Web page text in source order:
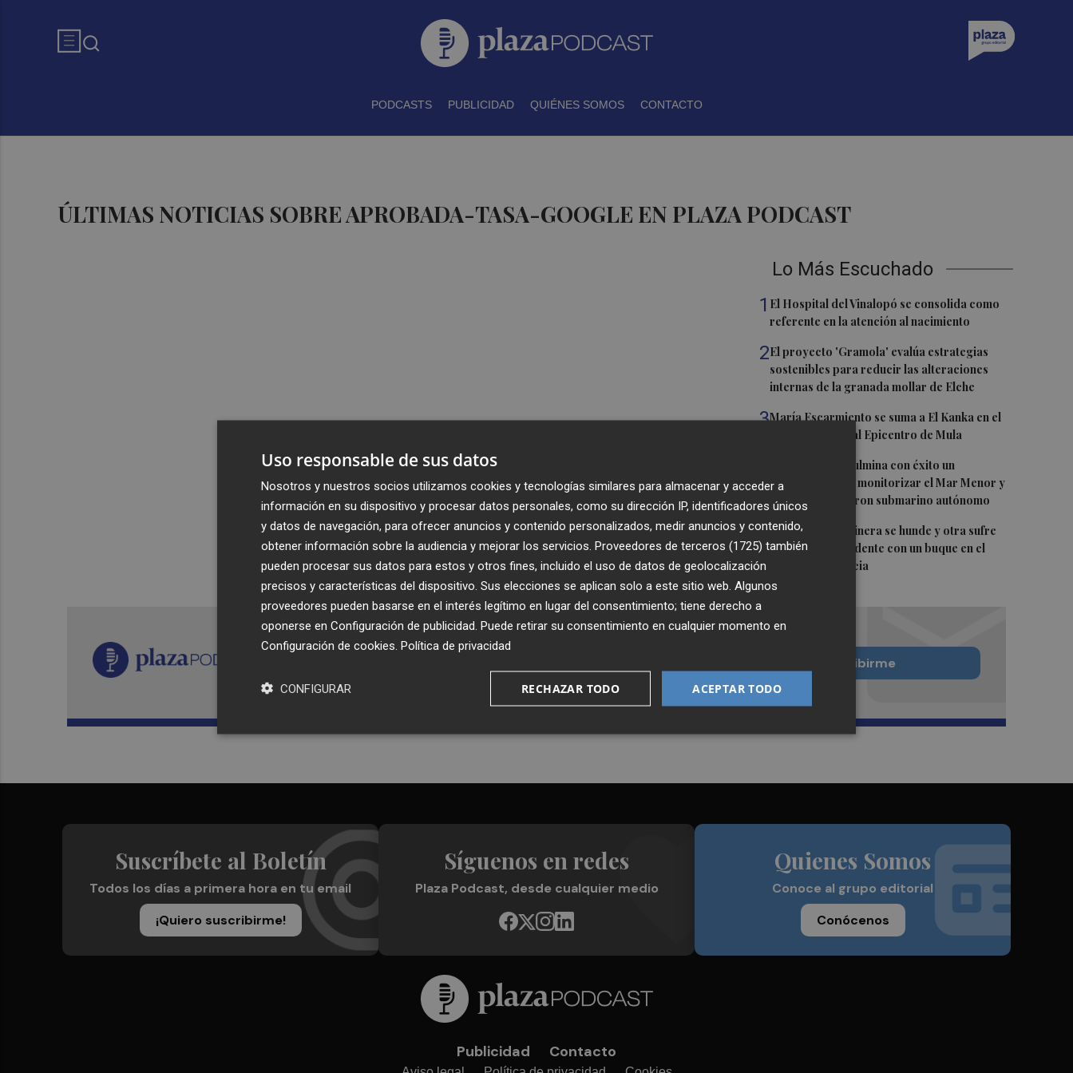
PODCASTS PUBLICIDAD QUIÉNES SOMOS CONTACTO
ÚLTIMAS NOTICIAS SOBRE APROBADA-TASA-GOOGLE EN PLAZA PODCAST
Lo Más Escuchado
1 El Hospital del Vinalopó se consolida como
referente en la atención al nacimiento
2El proyecto 'Gramola' evalúa estrategias
sostenibles para reducir las alteraciones
internas de la granada mollar de Elche
3María Escarmiento se suma a El Kanka en el
cartel del festival Epicentro de Mula
UPCT Makers culmina con éxito un
catamarán para monitorizar el Mar Menor y
ya prepara un dron submarino autónomo
5Una batea clochinera se hunde y otra sufre
daños en un incidente con un buque en el
puerto de Valencia
Recibe toda la actualidad de
Plaza Podcast en tu correo
Quiero suscribirme
Suscríbete al Boletín
Todos los días a primera hora en tu email
¡Quiero suscribirme!
Síguenos en redes
Plaza Podcast, desde cualquier medio
Quienes Somos
Conoce al grupo editorial
Conócenos
Publicidad Contacto
Uso responsable de sus datos
Nosotros y nuestros socios utilizamos cookies y tecnologías similares para almacenar y acceder a
información en su dispositivo y procesar datos personales, como su dirección IP, identificadores únicos
y datos de navegación, para ofrecer anuncios y contenido personalizados, medir anuncios y contenido,
obtener información sobre la audiencia y mejorar los servicios. Proveedores de terceros (1725) también
pueden procesar sus datos para estos y otros fines, incluido el uso de datos de geolocalización
precisos y características del dispositivo. Sus elecciones se aplican solo a este sitio web. Algunos
proveedores pueden basarse en el interés legítimo en lugar del consentimiento; tiene derecho a
oponerse en Configuración de publicidad . Puede retirar su consentimiento en cualquier momento en
Configuración de cookies Política de privacidad
ACEPTAR TODO
RECHAZAR TODO
CONFIGURAR